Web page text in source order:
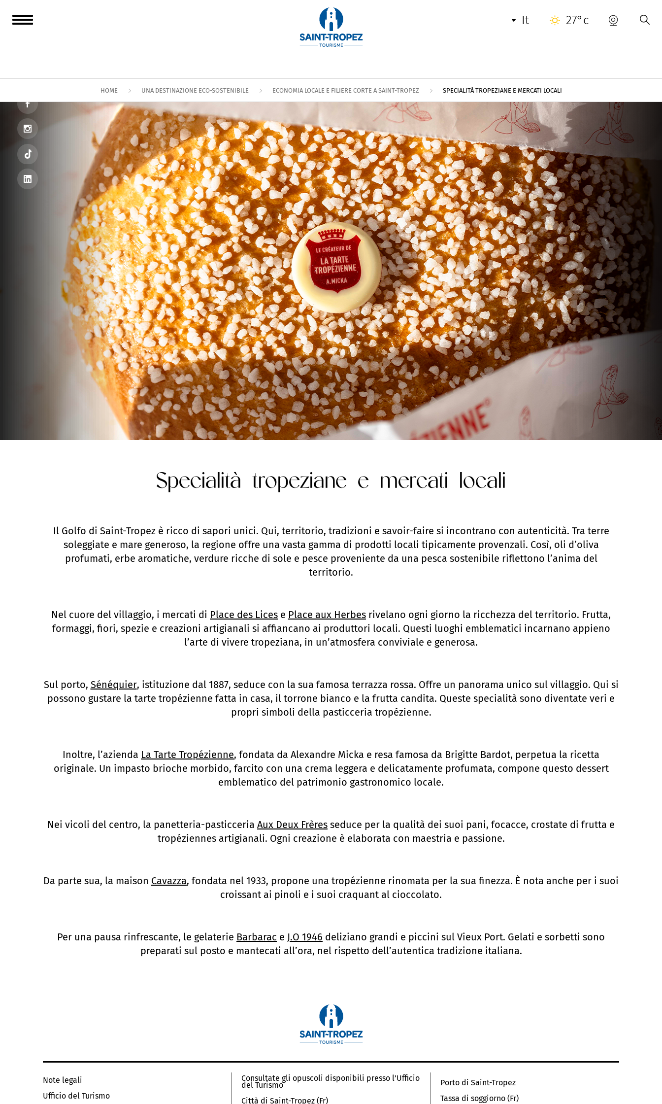
it 27°c
HOME UNA DESTINAZIONE ECO-SOSTENIBILE ECONOMIA LOCALE E FILIERE CORTE A SAINT-TROPEZ SPECIALITÀ TROPEZIANE E MERCATI LOCALI
Specialità tropeziane e mercati locali
Il Golfo di Saint-Tropez è ricco di sapori unici. Qui, territorio, tradizioni e savoir-faire si incontrano con autenticità. Tra terre
soleggiate e mare generoso, la regione offre una vasta gamma di prodotti locali tipicamente provenzali. Così, oli d’oliva
profumati, erbe aromatiche, verdure ricche di sole e pesce proveniente da una pesca sostenibile riflettono l’anima del
territorio.
Nel cuore del villaggio, i mercati di Place des Lices e Place aux Herbes rivelano ogni giorno la ricchezza del territorio. Frutta,
formaggi, fiori, spezie e creazioni artigianali si affiancano ai produttori locali. Questi luoghi emblematici incarnano appieno
l’arte di vivere tropeziana, in un’atmosfera conviviale e generosa.
Sul porto, Sénéquier, istituzione dal 1887, seduce con la sua famosa terrazza rossa. Offre un panorama unico sul villaggio. Qui si
possono gustare la tarte tropézienne fatta in casa, il torrone bianco e la frutta candita. Queste specialità sono diventate veri e
propri simboli della pasticceria tropézienne.
Inoltre, l’azienda La Tarte Tropézienne, fondata da Alexandre Micka e resa famosa da Brigitte Bardot, perpetua la ricetta
originale. Un impasto brioche morbido, farcito con una crema leggera e delicatamente profumata, compone questo dessert
emblematico del patrimonio gastronomico locale.
Nei vicoli del centro, la panetteria-pasticceria Aux Deux Frères seduce per la qualità dei suoi pani, focacce, crostate di frutta e
tropéziennes artigianali. Ogni creazione è elaborata con maestria e passione.
Da parte sua, la maison Cavazza, fondata nel 1933, propone una tropézienne rinomata per la sua finezza. È nota anche per i suoi
croissant ai pinoli e i suoi craquant al cioccolato.
Per una pausa rinfrescante, le gelaterie Barbarac e J.O 1946 deliziano grandi e piccini sul Vieux Port. Gelati e sorbetti sono
preparati sul posto e mantecati all’ora, nel rispetto dell’autentica tradizione italiana.
Note legali
Ufficio del Turismo
Consultate gli opuscoli disponibili presso l’Ufficio
del Turismo
Città di Saint-Tropez (Fr)
Porto di Saint-Tropez
Tassa di soggiorno (Fr)